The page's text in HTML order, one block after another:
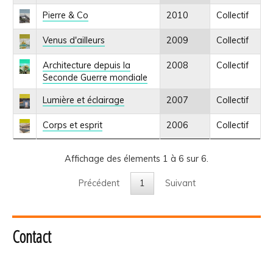
Pierre & Co 2010 Collectif
Venus d'ailleurs 2009 Collectif
Architecture depuis la
Seconde Guerre mondiale
2008 Collectif
Lumière et éclairage 2007 Collectif
Corps et esprit 2006 Collectif
Affichage des élements 1 à 6 sur 6.
Précédent 1 Suivant
Contact